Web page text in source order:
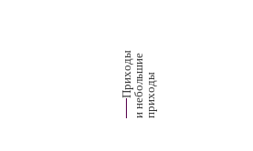
П
р
их
о
д
ы
и
н
е
б
о
ль
ш
ие
п
р
и
х
о
ды